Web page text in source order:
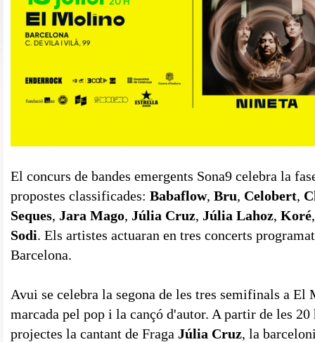
El concurs de bandes emergents Sona9 celebra la
propostes classificades: Babaflow, Bru, Celobert,
Seques, Jara Mago, Júlia Cruz, Júlia Lahoz, Koré
Sodi. Els artistes actuaran en tres concerts
Barcelona.
Avui se celebra la segona de les tres semifinals a
marcada pel pop i la cançó d'autor. A partir de les 20
projectes la cantant de Fraga Júlia Cruz, la